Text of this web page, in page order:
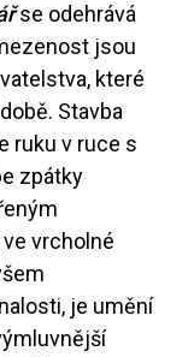
se odehrává
jsou
které
Stavba
ruku v ruce s
zpátky
vrcholné
je umění